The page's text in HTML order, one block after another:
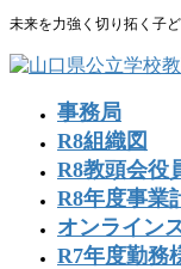
コ
ン
テ
ナ
ビ
ゲ
未来を力強く切り拓く子
事務局
R8組織図
R8教頭会役
R8年度事業
オンライン
R7年度勤務